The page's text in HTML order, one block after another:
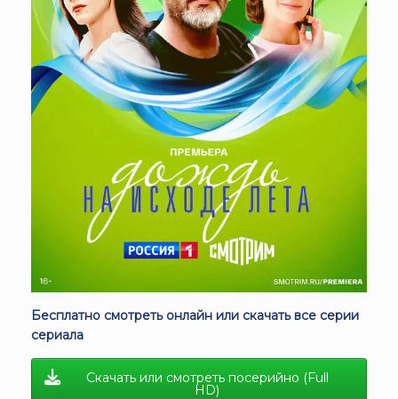
Бесплатно смотреть онлайн или скачать все серии
сериала
Скачать или смотреть посерийно (Full
HD)